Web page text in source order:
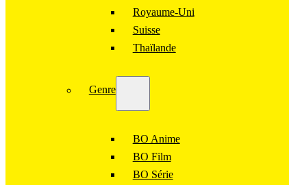
Royaume-Uni
Suisse
Thaïlande
Genre
BO Anime
BO Film
BO Série